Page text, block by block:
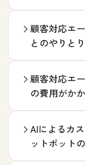
顧客対応エ
とのやりと
顧客対応エ
の費用がか
AIによるカ
ットボット